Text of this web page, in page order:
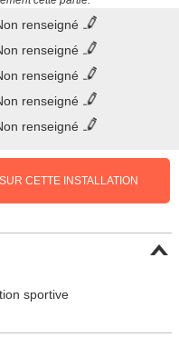
renseigné
renseigné
renseigné
renseigné
renseigné
CETTE INSTALLATION
sportive